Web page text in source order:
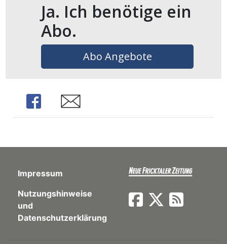
Ja. Ich benötige ein
Abo.
Abo Angebote
Share Share
Impressum
Nutzungshinweise
und
Datenschutzerklärung